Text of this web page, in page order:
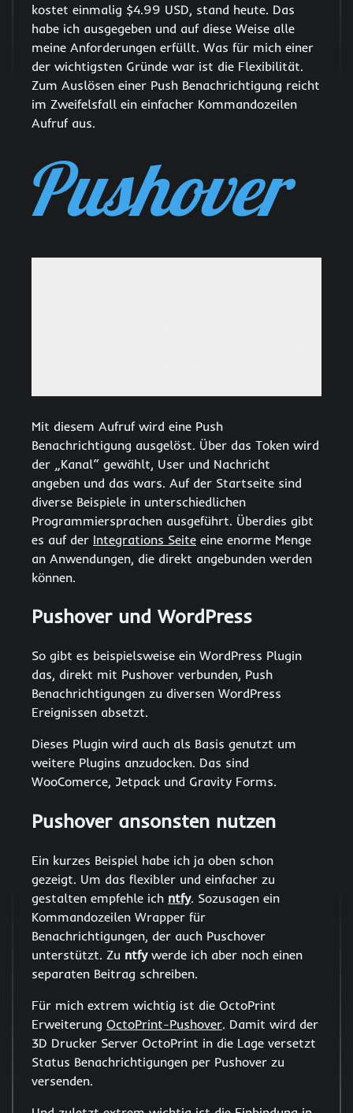
kostet einmalig $4.99 USD, stand heute. Das
habe ich ausgegeben und auf diese Weise alle
meine Anforderungen erfüllt. Was für mich einer
der wichtigsten Gründe war ist die Flexibilität.
Zum Auslösen einer Push Benachrichtigung reicht
im Zweifelsfall ein einfacher Kommandozeilen
Aufruf aus.
Mit diesem Aufruf wird eine Push
Benachrichtigung ausgelöst. Über das Token wird
der „Kanal“ gewählt, User und Nachricht
angeben und das wars. Auf der Startseite sind
diverse Beispiele in unterschiedlichen
Programmiersprachen ausgeführt. Überdies gibt
es auf der Integrations Seite eine enorme Menge
an Anwendungen, die direkt angebunden werden
können.
Pushover und WordPress
So gibt es beispielsweise ein WordPress Plugin
das, direkt mit Pushover verbunden, Push
Benachrichtigungen zu diversen WordPress
Ereignissen absetzt.
Dieses Plugin wird auch als Basis genutzt um
weitere Plugins anzudocken. Das sind
WooComerce, Jetpack und Gravity Forms.
Pushover ansonsten nutzen
Ein kurzes Beispiel habe ich ja oben schon
gezeigt. Um das flexibler und einfacher zu
gestalten empfehle ich ntfy. Sozusagen ein
Kommandozeilen Wrapper für
Benachrichtigungen, der auch Puschover
unterstützt. Zu ntfy werde ich aber noch einen
separaten Beitrag schreiben.
Für mich extrem wichtig ist die OctoPrint
Erweiterung OctoPrint-Pushover. Damit wird der
3D Drucker Server OctoPrint in die Lage versetzt
Status Benachrichtigungen per Pushover zu
versenden.